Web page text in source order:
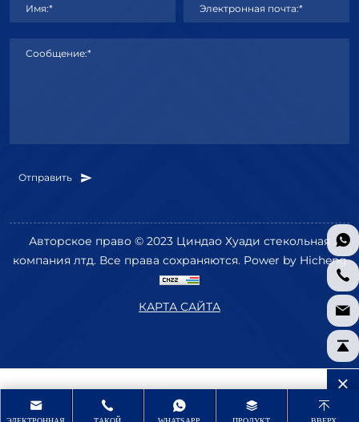
Имя:* Электронная почта:*
Сообщение:*
Отправить
Авторское право © 2023 Циндао Хуади стекольная
компания лтд. Все права сохраняются. Power by Hicheng
КАРТА САЙТА